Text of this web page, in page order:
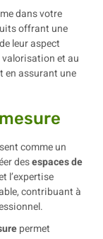
dans votre
offrant une
leur aspect
et au
en assurant une
comme un
desespaces de
l’expertise
contribuant à
permet